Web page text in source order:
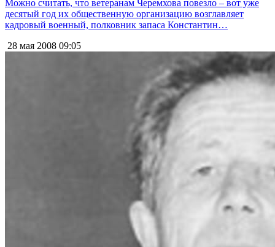
Можно считать, что ветеранам Черемхова повезло – вот уже
десятый год их общественную организацию возглавляет
кадровый военный, полковник запаса Константин…
28 мая 2008 09:05